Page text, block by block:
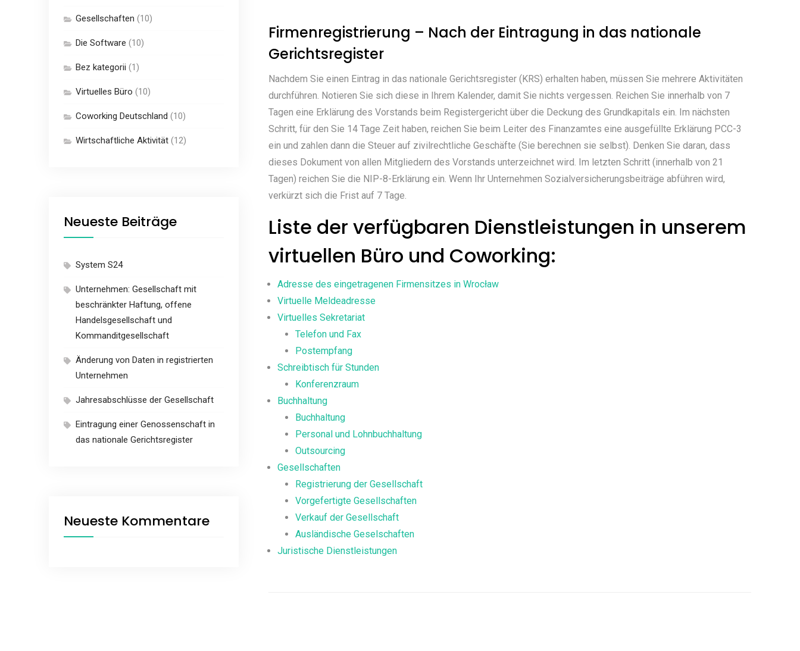
Firmenregistrierung – Nach der Eintragung in das nationale
Gerichtsregister
Nachdem Sie einen Eintrag in das nationale Gerichtsregister (KRS) erhalten haben, müssen Sie mehrere Aktivitäten
durchführen. Notieren Sie sich diese in Ihrem Kalender, damit Sie nichts vergessen. Reichen Sie innerhalb von 7
Tagen eine Erklärung des Vorstands beim Registergericht über die Deckung des Grundkapitals ein. Im nächsten
Schritt, für den Sie 14 Tage Zeit haben, reichen Sie beim Leiter des Finanzamtes eine ausgefüllte Erklärung PCC-3
ein und zahlen dann die Steuer auf zivilrechtliche Geschäfte (Sie berechnen sie selbst). Denken Sie daran, dass
dieses Dokument von allen Mitgliedern des Vorstands unterzeichnet wird. Im letzten Schritt (innerhalb von 21
Tagen) reichen Sie die NIP-8-Erklärung ein. Wenn Ihr Unternehmen Sozialversicherungsbeiträge abführen wird,
verkürzt sich die Frist auf 7 Tage.
Liste der verfügbaren Dienstleistungen in unserem
virtuellen Büro und Coworking:
Adresse des eingetragenen Firmensitzes in Wrocław
Virtuelle Meldeadresse
Virtuelles Sekretariat
Telefon und Fax
Postempfang
Schreibtisch für Stunden
Konferenzraum
Buchhaltung
Buchhaltung
Personal und Lohnbuchhaltung
Outsourcing
Gesellschaften
Registrierung der Gesellschaft
Vorgefertigte Gesellschaften
Verkauf der Gesellschaft
Ausländische Geselschaften
Juristische Dienstleistungen
Gesellschaften (10)
Die Software (10)
Bez kategorii (1)
Virtuelles Büro (10)
Coworking Deutschland (10)
Wirtschaftliche Aktivität (12)
Neueste Beiträge
System S24
Unternehmen: Gesellschaft mit
beschränkter Haftung, offene
Handelsgesellschaft und
Kommanditgesellschaft
Änderung von Daten in registrierten
Unternehmen
Jahresabschlüsse der Gesellschaft
Eintragung einer Genossenschaft in
das nationale Gerichtsregister
Neueste Kommentare